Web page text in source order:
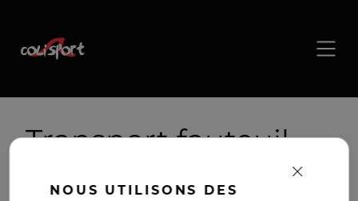
NOUS UTILISONS DES
Transport fauteuil,
Livraison fauteuil